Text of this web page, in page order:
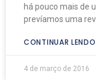
há pouco mais de
prevíamos uma
CONTINUAR LENDO
4 de março de 2016